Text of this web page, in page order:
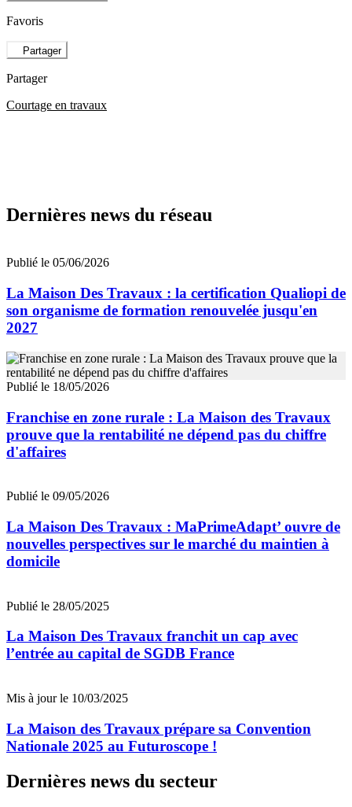
Favoris
Partager
Partager
Courtage en travaux
Dernières news du réseau
Publié le 05/06/2026
La Maison Des Travaux : la certification Qualiopi de
son organisme de formation renouvelée jusqu'en
2027
Publié le 18/05/2026
Franchise en zone rurale : La Maison des Travaux
prouve que la rentabilité ne dépend pas du chiffre
d'affaires
Publié le 09/05/2026
La Maison Des Travaux : MaPrimeAdapt’ ouvre de
nouvelles perspectives sur le marché du maintien à
domicile
Publié le 28/05/2025
La Maison Des Travaux franchit un cap avec
l’entrée au capital de SGDB France
Mis à jour le 10/03/2025
La Maison des Travaux prépare sa Convention
Nationale 2025 au Futuroscope !
Dernières news du secteur